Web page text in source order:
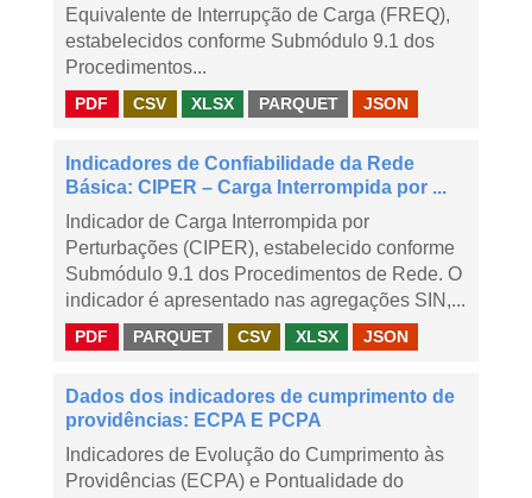
Equivalente de Interrupção de Carga (FREQ),
estabelecidos conforme Submódulo 9.1 dos
Procedimentos...
PDF CSV XLSX PARQUET JSON
Indicadores de Confiabilidade da Rede
Básica: CIPER – Carga Interrompida por ...
Indicador de Carga Interrompida por
Perturbações (CIPER), estabelecido conforme
Submódulo 9.1 dos Procedimentos de Rede. O
indicador é apresentado nas agregações SIN,...
PDF PARQUET CSV XLSX JSON
Dados dos indicadores de cumprimento de
providências: ECPA E PCPA
Indicadores de Evolução do Cumprimento às
Providências (ECPA) e Pontualidade do